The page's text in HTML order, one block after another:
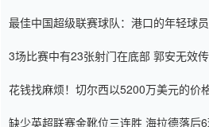
最佳中国超级联赛球队：港口的年轻球
3场比赛中有23张射门在底部 郭安无效
花钱找麻烦！切尔西以5200万美元的价
缺少英超联赛金靴位三连胜 海拉德落后